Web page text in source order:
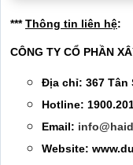
***Thông tin liên hệ:
CÔNG TY CỔ PHẦN
Địa chỉ: 367 Tân
Hotline:
Email:
Website: